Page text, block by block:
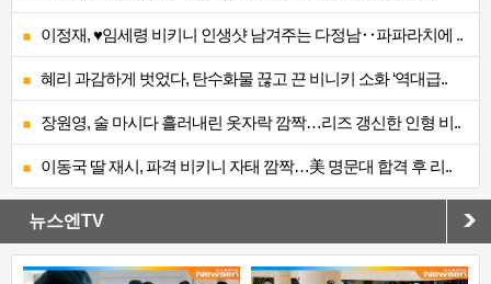
이정재, ♥임세령 비키니 인생샷 남겨주는 다정남‥파파라치에 ..
혜리 과감하게 벗었다, 탄수화물 끊고 끈 비니키 소화 ‘역대급..
장원영, 술 마시다 흘러내린 옷자락 깜짝…리즈 갱신한 인형 비..
이동국 딸 재시, 파격 비키니 자태 깜짝…美 명문대 합격 후 리..
뉴스엔TV